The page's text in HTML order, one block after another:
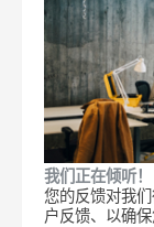
我们正在倾听！
您的反馈对我
户反馈、以确